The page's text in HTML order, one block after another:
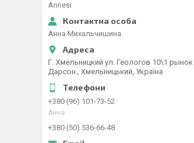
Annesi
Анна Михальчишина
Г. Хмельницкий ул. Геологов 10\1 рынок
Дарсон., Хмельницький, Україна
+380 (96) 101-73-52
Анна
+380 (50) 536-66-48